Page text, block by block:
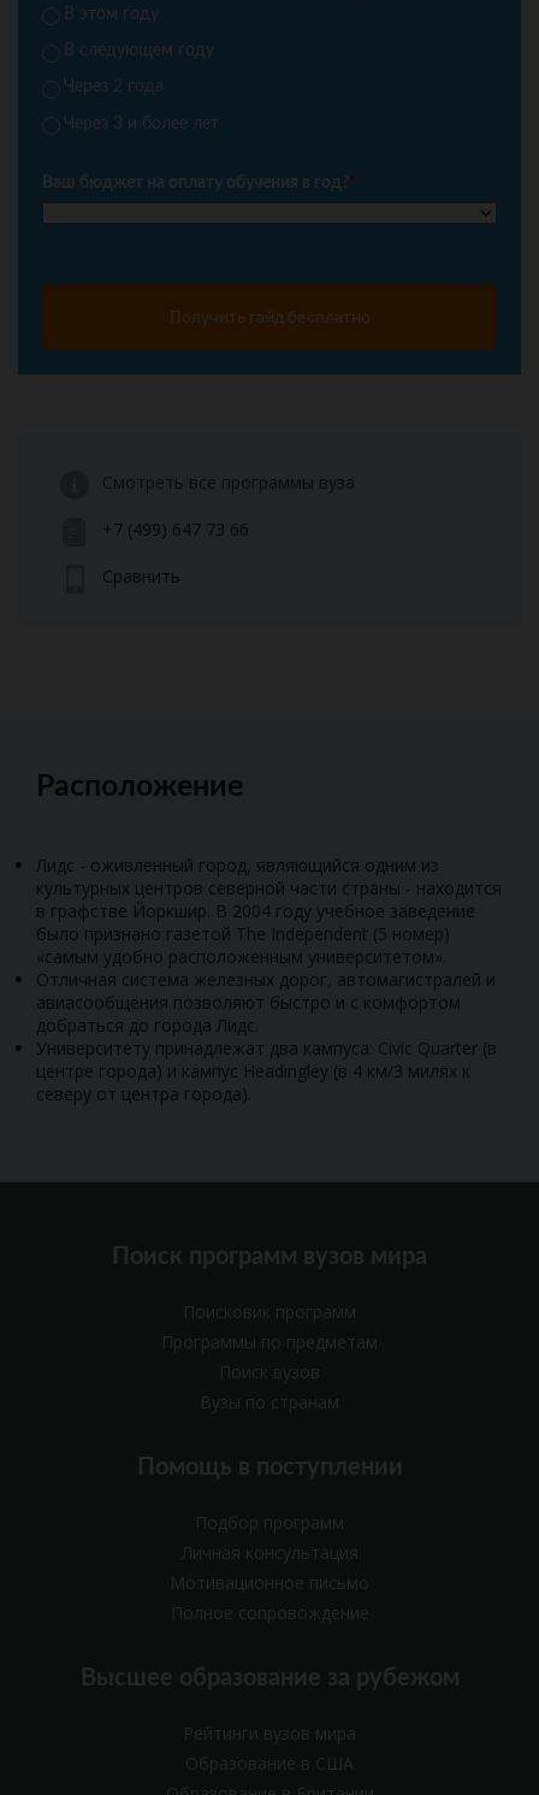
В этом году
В следующем году
Через 2 года
Через 3 и более лет
Ваш бюджет на оплату обучения в год?*
Получить гайд бесплатно
Смотреть все программы вуза
+7 (499) 647 73 66
Сравнить
Расположение
Лидс - оживленный город, являющийся одним из
культурных центров северной части страны - находится
в графстве Йоркшир. В 2004 году учебное заведение
было признано газетой The Independent (5 номер)
«самым удобно расположенным университетом».
Отличная система железных дорог, автомагистралей и
авиасообщения позволяют быстро и с комфортом
добраться до города Лидс.
Университету принадлежат два кампуса: Civic Quarter (в
центре города) и кампус Headingley (в 4 км/3 милях к
северу от центра города).
Поиск программ вузов мира
Поисковик программ
Программы по предметам
Поиск вузов
Вузы по странам
Помощь в поступлении
Подбор программ
Личная консультация
Мотивационное письмо
Полное сопровождение
Высшее образование за рубежом
Рейтинги вузов мира
Образование в США